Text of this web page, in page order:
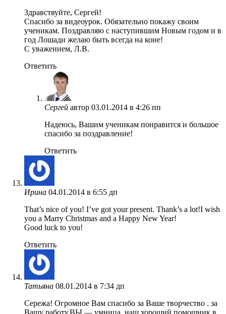
Здравствуйте, Сергей!
Спасибо за видеоурок. Обязательно покажу своим
ученикам. Поздравляю с наступившим Новым годом и в
год Лошади желаю быть всегда на коне!
С уважением, Л.В.
Ответить
Сергей автор 03.01.2014 в 4:26 пп
Надеюсь, Вашим ученикам понравится и большое
спасибо за поздравление!
Ответить
Ирина 04.01.2014 в 6:55 дп
That’s nice of you! I’ve got your present. Thank’s a lot!I wish
you a Marry Christmas and a Happy New Year!
Good luck to you!
Ответить
Татьяна 08.01.2014 в 7:34 дп
Сережа! Огромное Вам спасибо за Ваше творчество . за
Вашу работу.ВЫ — умница, наш хороший помощник в